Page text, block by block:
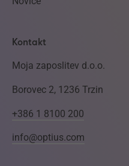
Kontakt
Moja zaposlitev d.o.o.
Borovec 2, 1236 Trzin
+386 1 8100 200
info@optius.com